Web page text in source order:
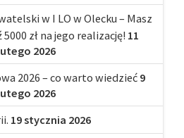
w I LO w Olecku – Masz
zł na jego realizację! 11
2026
2026 – co warto wiedzieć 9
2026
19 stycznia 2026